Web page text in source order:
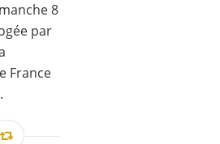
8
par
France